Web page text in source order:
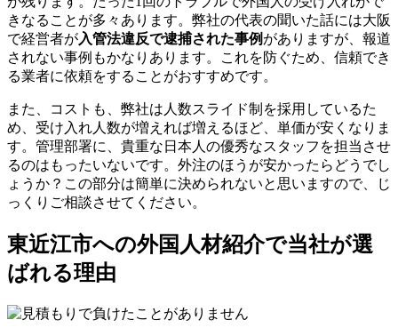
きなることが多々あります。弊社の代表の聞いた話には大阪
で経営者が入管法違反で逮捕された事例 がありますが、報道
されない事例もかなりあります。これを防ぐため、信頼でき
る業者に依頼をすることがおすすめです。
また、コストも、弊社は人数スライド制を採用しているた
め、受け入れ人数が増えれば増えるほど、単価が安くなりま
す。管理部署に、貴重な日本人の優秀なスタッフを担当させ
るのはもったいないです。外注のほうが安かったらどうでし
ょうか？この部分は簡単に決められないと思いますので、じ
っくりご相談させてください。
東近江市への外国人材紹介で当社が選
ばれる理由